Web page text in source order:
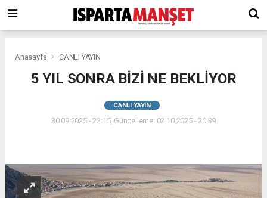
Anasayfa CANLI YAYIN
5 YIL SONRA BİZİ NE BEKLİYOR
CANLI YAYIN
30.09.2025 - 22:15, Güncelleme: 02.10.2025 - 20:39